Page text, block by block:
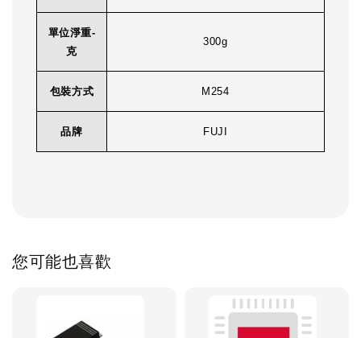
單位淨重-
克
300g
包裝方式 M254
品牌 FUJI
您可能也喜歡